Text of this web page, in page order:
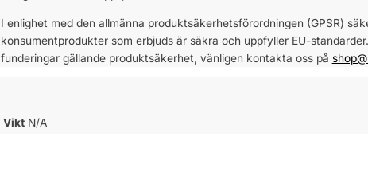
I enlighet med den allmänna produktsäkerhetsförordningen (GPSR)
konsumentprodukter som erbjuds är säkra och uppfyller EU-
funderingar gällande produktsäkerhet, vänligen kontakta oss på
Vikt N/A